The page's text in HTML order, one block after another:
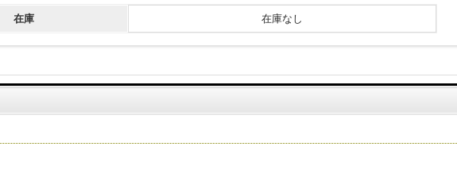
在庫 在庫なし